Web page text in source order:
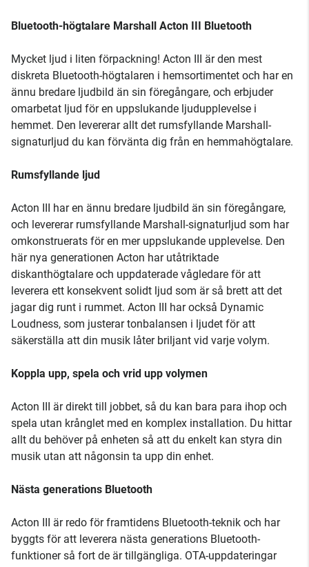
Bluetooth-högtalare Marshall Acton III Bluetooth
Mycket ljud i liten förpackning! Acton III är den mest
diskreta Bluetooth-högtalaren i hemsortimentet och har en
ännu bredare ljudbild än sin föregångare, och erbjuder
omarbetat ljud för en uppslukande ljudupplevelse i
hemmet. Den levererar allt det rumsfyllande Marshall-
signaturljud du kan förvänta dig från en hemmahögtalare.
Rumsfyllande ljud
Acton III har en ännu bredare ljudbild än sin föregångare,
och levererar rumsfyllande Marshall-signaturljud som har
omkonstruerats för en mer uppslukande upplevelse. Den
här nya generationen Acton har utåtriktade
diskanthögtalare och uppdaterade vågledare för att
leverera ett konsekvent solidt ljud som är så brett att det
jagar dig runt i rummet. Acton III har också Dynamic
Loudness, som justerar tonbalansen i ljudet för att
säkerställa att din musik låter briljant vid varje volym.
Koppla upp, spela och vrid upp volymen
Acton III är direkt till jobbet, så du kan bara para ihop och
spela utan krånglet med en komplex installation. Du hittar
allt du behöver på enheten så att du enkelt kan styra din
musik utan att någonsin ta upp din enhet.
Nästa generations Bluetooth
Acton III är redo för framtidens Bluetooth-teknik och har
byggts för att leverera nästa generations Bluetooth-
funktioner så fort de är tillgängliga. OTA-uppdateringar